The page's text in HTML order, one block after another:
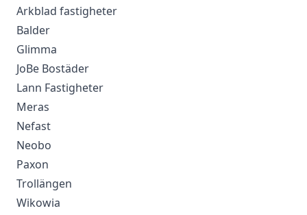
Arkblad fastigheter
Balder
Glimma
JoBe Bostäder
Lann Fastigheter
Meras
Nefast
Neobo
Paxon
Trollängen
Wikowia